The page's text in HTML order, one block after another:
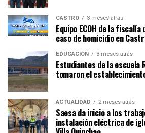
CASTRO 3 meses atrás
Equipo ECOH de la
caso de homicidio en
EDUCACIÓN 3 meses atrás
Estudiantes de la escuela
tomaron el
ACTUALIDAD 2 meses atrás
Saesa da inicio a los
instalación eléctrica de